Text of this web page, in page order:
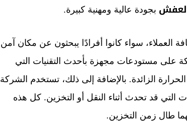
بجودة عالية ومهنية كبيرة.
العملاء، سواء كانوا أفرادًا يبحثون عن مكان آمن
على مستودعات مجهزة بأحدث التقنيات التي
الزائدة. بالإضافة إلى ذلك، تستخدم الشركة
قد تحدث أثناء النقل أو التخزين. كل هذه
طال زمن التخزين.